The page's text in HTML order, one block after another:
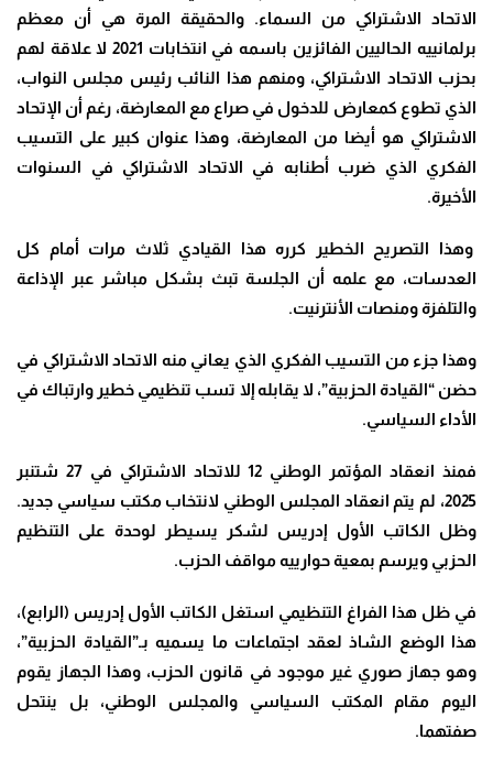
الاتحاد الاشتراكي من السماء. والحقيقة المرة هي أن معظم
برلمانييه الحاليين الفائزين باسمه في انتخابات 2021 لا علاقة لهم
بحزب الاتحاد الاشتراكي، ومنهم هذا النائب رئيس مجلس النواب،
الذي تطوع كمعارض للدخول في صراع مع المعارضة، رغم أن الإتحاد
الاشتراكي هو أيضا من المعارضة، وهذا عنوان كبير على التسيب
الفكري الذي ضرب أطنابه في الاتحاد الاشتراكي في السنوات
الأخيرة.
وهذا التصريح الخطير كرره هذا القيادي ثلاث مرات أمام كل
العدسات، مع علمه أن الجلسة تبث بشكل مباشر عبر الإذاعة
والتلفزة ومنصات الأنترنيت.
وهذا جزء من التسيب الفكري الذي يعاني منه الاتحاد الاشتراكي في
حضن “القيادة الحزبية”، لا يقابله إلا تسب تنظيمي خطير وارتباك في
الأداء السياسي.
فمنذ انعقاد المؤتمر الوطني 12 للاتحاد الاشتراكي في 27 شتنبر
2025، لم يتم انعقاد المجلس الوطني لانتخاب مكتب سياسي جديد.
وظل الكاتب الأول إدريس لشكر يسيطر لوحدة على التنظيم
الحزبي ويرسم بمعية حوارييه مواقف الحزب.
في ظل هذا الفراغ التنظيمي استغل الكاتب الأول إدريس (الرابع)،
هذا الوضع الشاذ لعقد اجتماعات ما يسميه بـ”القيادة الحزبية”،
وهو جهاز صوري غير موجود في قانون الحزب، وهذا الجهاز يقوم
اليوم مقام المكتب السياسي والمجلس الوطني، بل ينتحل
صفتهما.